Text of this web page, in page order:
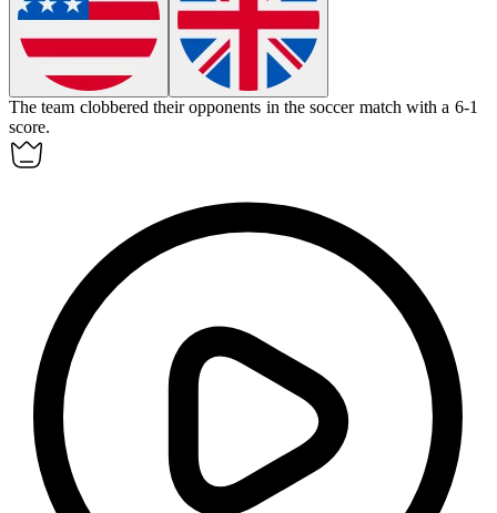
The team clobbered their opponents in the soccer match with a 6-1
score.